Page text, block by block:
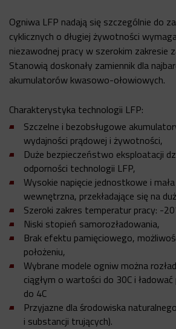
Ogniwa LFP nadają się szczególnie do
cyklicznych o długiej żywotności
niezawodnej pracy w szerokim zakresie
Stanowią doskonały zamiennik dla
akumulatorów kwasowo-ołowiowych.
Charakterystyka technologii LFP:
Szczelne i bezobsługowe
wydajności prądowej i żywotności,
Duże bezpieczeństwo eksploatacji
odporności technologii LFP,
Wysokie napięcie jednostkowe i
wewnętrzna, przekładające się na
Szeroki zakres temperatur pracy: -
Niski stopień samorozładowania,
Brak efektu pamięciowego,
położeniu,
Wybrane modele ogniw można
ciągłym o wartości do 30C i
do 4C
Przyjazne dla środowiska
i substancji trujących).